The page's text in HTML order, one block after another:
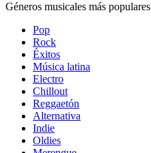
Géneros musicales más populares
Pop
Rock
Éxitos
Música latina
Electro
Chillout
Reggaetón
Alternativa
Indie
Oldies